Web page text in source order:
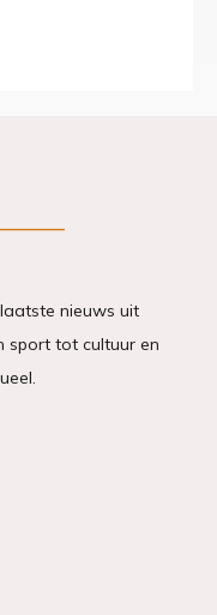
nieuws uit
sport tot cultuur en